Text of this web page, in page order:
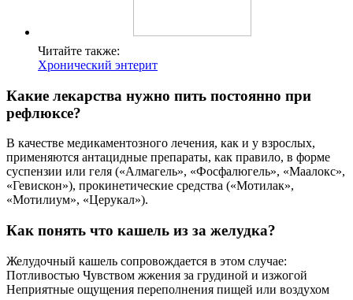
Читайте также:
Хронический энтерит
Какие лекарства нужно пить постоянно при
рефлюксе?
В качестве медикаментозного лечения, как и у взрослых,
применяются антацидные препараты, как правило, в форме
суспензии или геля («Алмагель», «Фосфалюгель», «Маалокс»,
«Гевискон»), прокинетические средства («Мотилак»,
«Мотилиум», «Церукал»).
Как понять что кашель из за желудка?
Желудочный кашель сопровождается в этом случае:
Потливостью Чувством жжения за грудиной и изжогой
Неприятные ощущения переполнения пищей или воздухом